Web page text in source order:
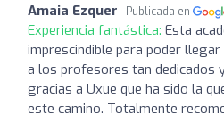
Amaia Ezquer Publicada en
Experiencia fantástica: Esta
imprescindible para poder llegar
a los profesores tan dedicados
gracias a Uxue que ha sido la
este camino. Totalmente